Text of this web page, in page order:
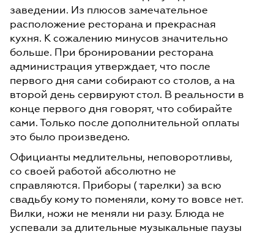
заведении. Из плюсов замечательное
расположение ресторана и прекрасная
кухня. К сожалению минусов значительно
больше. При бронировании ресторана
администрация утверждает, что после
первого дня сами собирают со столов, а на
второй день сервируют стол. В реальности в
конце первого дня говорят, что собирайте
сами. Только после дополнительной оплаты
это было произведено.
Официанты медлительны, неповоротливы,
со своей работой абсолютно не
справляются. Приборы ( тарелки) за всю
свадьбу кому то поменяли, кому то вовсе нет.
Вилки, ножи не меняли ни разу. Блюда не
успевали за длительные музыкальные паузы